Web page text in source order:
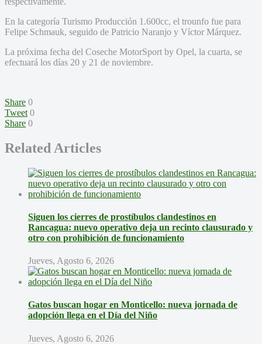
En la categoría Turismo Producción 1.600cc, el trounfo fue para
Felipe Schmauk, seguido de Patricio Naranjo y Víctor Márquez.
La próxima fecha del Coseche MotorSport by Opel, la cuarta, se
efectuará los días 20 y 21 de noviembre.
Share 0
Tweet 0
Share 0
Related Articles
Siguen los cierres de prostíbulos clandestinos en
Rancagua: nuevo operativo deja un recinto clausurado y
otro con prohibición de funcionamiento
Jueves, Agosto 6, 2026
Gatos buscan hogar en Monticello: nueva jornada de
adopción llega en el Día del Niño
Jueves, Agosto 6, 2026